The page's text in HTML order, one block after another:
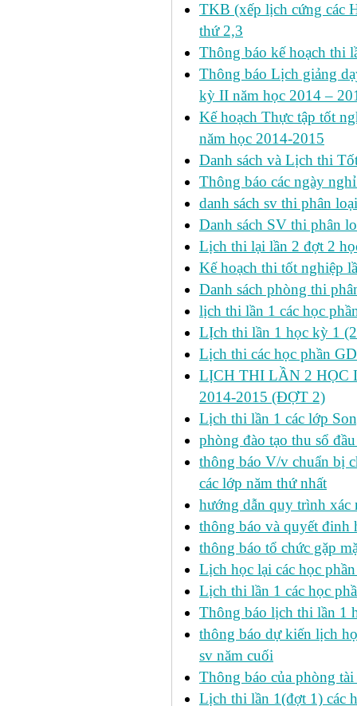
TKB (xếp lịch cứng các
thứ 2,3
Thông báo kế hoạch thi
Thông báo Lịch giảng
kỳ II năm học 2014 –
Kế hoạch Thực tập tốt
năm học 2014-2015
Danh sách và Lịch thi
Thông báo các ngày
danh sách sv thi phân
Danh sách SV thi phân
Lịch thi lại lần 2 đợt 2
Kế hoạch thi tốt nghiệp
Danh sách phòng thi
lịch thi lần 1 các học
LỊch thi lần 1 học kỳ 1
Lịch thi các học phần
LỊCH THI LẦN 2
2014-2015 (ĐỢT 2)
Lịch thi lần 1 các lớp
phòng đào tạo thu sổ
thông báo V/v chuẩn bị
các lớp năm thứ nhất
hướng dẫn quy trình xác
thông báo và quyết đinh
thông báo tổ chức gặp
Lịch học lại các học
Lịch thi lần 1 các học
Thông báo lịch thi lần 1
thông báo dự kiến lịch
sv năm cuối
Thông báo của phòng
Lịch thi lần 1(đợt 1) các